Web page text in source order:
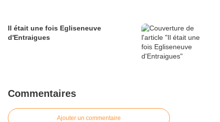
Il était une fois Egliseneuve
d'Entraigues
Commentaires
Ajouter un commentaire